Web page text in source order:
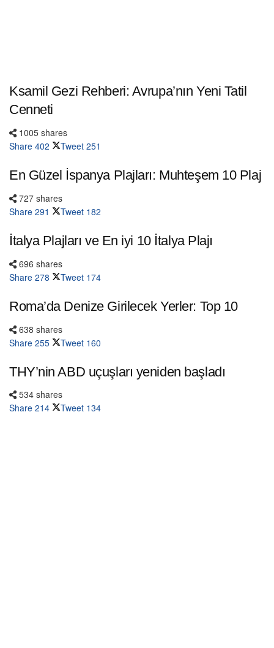
Ksamil Gezi Rehberi: Avrupa’nın Yeni Tatil
Cenneti
1005 shares
Share 402 Tweet 251
En Güzel İspanya Plajları: Muhteşem 10 Plaj
727 shares
Share 291 Tweet 182
İtalya Plajları ve En iyi 10 İtalya Plajı
696 shares
Share 278 Tweet 174
Roma’da Denize Girilecek Yerler: Top 10
638 shares
Share 255 Tweet 160
THY’nin ABD uçuşları yeniden başladı
534 shares
Share 214 Tweet 134